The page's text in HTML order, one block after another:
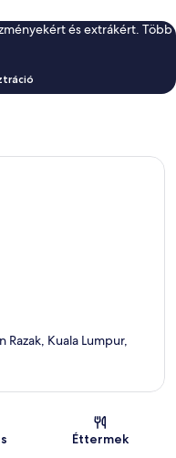
és extrákért. Több
Razak, Kuala Lumpur,
Éttermek